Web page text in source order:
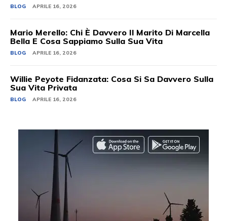
BLOG APRILE 16, 2026
Mario Merello: Chi È Davvero Il Marito Di Marcella
Bella E Cosa Sappiamo Sulla Sua Vita
BLOG APRILE 16, 2026
Willie Peyote Fidanzata: Cosa Si Sa Davvero Sulla
Sua Vita Privata
BLOG APRILE 16, 2026